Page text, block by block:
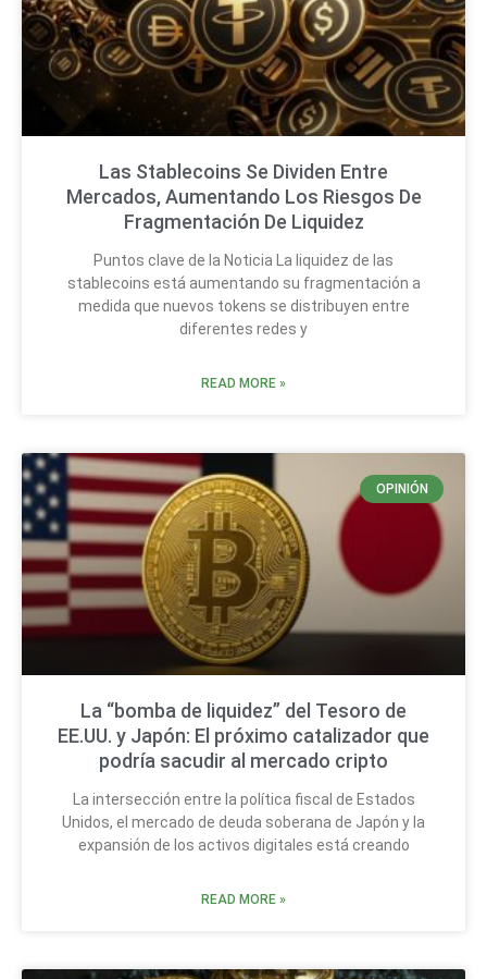
Las Stablecoins Se Dividen Entre
Mercados, Aumentando Los Riesgos De
Fragmentación De Liquidez
Puntos clave de la Noticia La liquidez de las
stablecoins está aumentando su fragmentación a
medida que nuevos tokens se distribuyen entre
diferentes redes y
READ MORE »
OPINIÓN
La “bomba de liquidez” del Tesoro de
EE.UU. y Japón: El próximo catalizador que
podría sacudir al mercado cripto
La intersección entre la política fiscal de Estados
Unidos, el mercado de deuda soberana de Japón y la
expansión de los activos digitales está creando
READ MORE »